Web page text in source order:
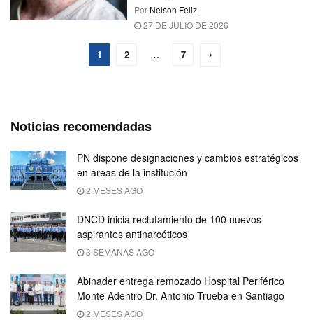
Por Nelson Feliz
27 DE JULIO DE 2026
1 2 … 7
Noticias recomendadas
PN dispone designaciones y cambios estratégicos
en áreas de la institución
2 MESES AGO
DNCD inicia reclutamiento de 100 nuevos
aspirantes antinarcóticos
3 SEMANAS AGO
Abinader entrega remozado Hospital Periférico
Monte Adentro Dr. Antonio Trueba en Santiago
2 MESES AGO